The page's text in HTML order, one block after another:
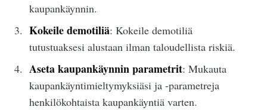
kaupankäynnin.
Kokeile demotiliä: Kokeile demotiliä
tutustuaksesi alustaan ilman taloudellista riskiä.
Aseta kaupankäynnin parametrit: Mukauta
kaupankäyntimieltymyksiäsi ja -parametreja
henkilökohtaista kaupankäyntiä varten.